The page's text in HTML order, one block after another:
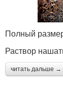
Полный
Раствор
читать дальше →